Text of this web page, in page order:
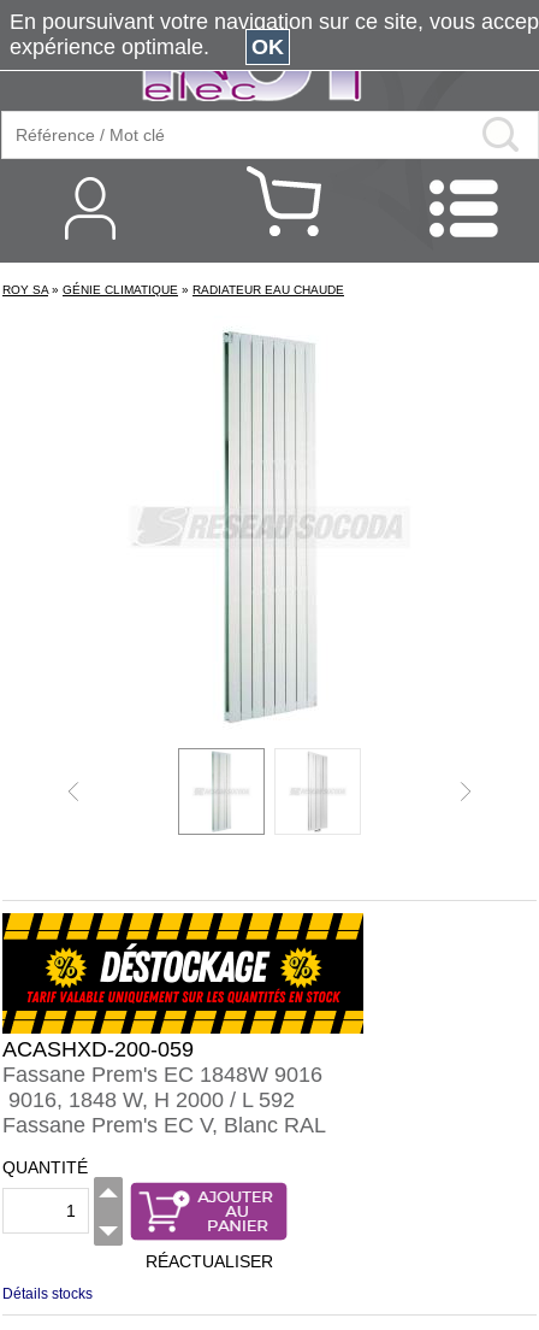
ROY SA » GÉNIE CLIMATIQUE » RADIATEUR EAU CHAUDE
ACASHXD-200-059
Fassane Prem's EC 1848W 9016
9016, 1848 W, H 2000 / L 592
Fassane Prem's EC V, Blanc RAL
QUANTITÉ
RÉACTUALISER
Détails stocks
En poursuivant votre navigation sur ce site, vous
expérience optimale.
OK